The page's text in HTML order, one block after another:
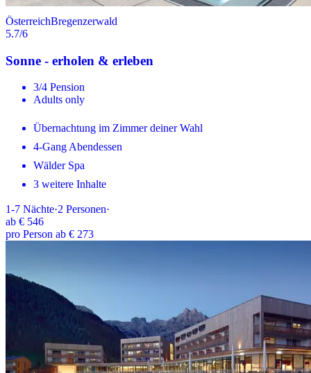
ÖsterreichBregenzerwald
5.7/6
Sonne - erholen & erleben
3/4 Pension
Adults only
Übernachtung im Zimmer deiner Wahl
4-Gang Abendessen
Wälder Spa
3 weitere Inhalte
1-7 Nächte·2 Personen·
ab € 546
pro Person ab € 273